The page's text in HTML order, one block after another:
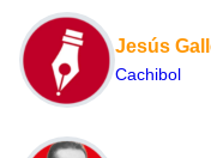
Jesús
Cachibol